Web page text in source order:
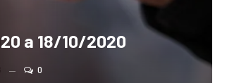
a 18/10/2020
0